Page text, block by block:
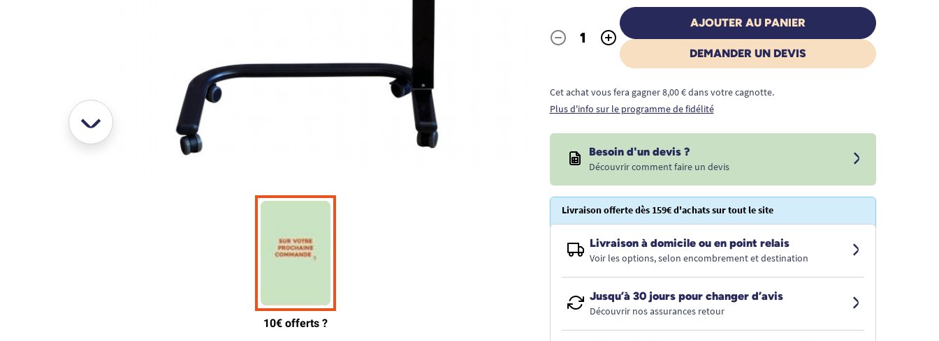
Quantité
- +
AJOUTER AU PANIER
DEMANDER UN DEVIS
Cet achat vous fera gagner 8,00 € dans votre cagnotte.
Plus d'info sur le programme de fidélité
Besoin d'un devis ?
Découvrir comment faire un devis
Livraison offerte dès 159€ d'achats sur tout le site
Livraison à domicile ou en point relais
Voir les options, selon encombrement et destination
Jusqu’à 30 jours pour changer d’avis
Découvrir nos assurances retour